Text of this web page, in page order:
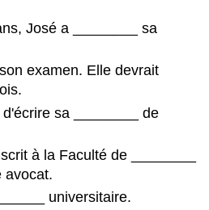
José a
sa
examen. Elle devrait
sa
de
à la Faculté de
avocat.
universitaire.